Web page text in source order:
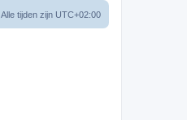
Alle tijden zijn UTC+02:00